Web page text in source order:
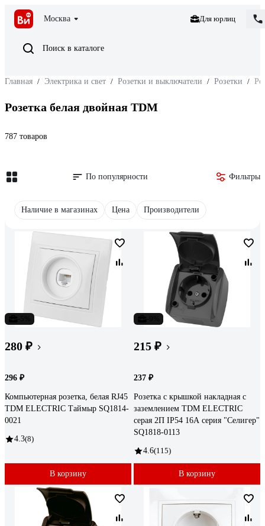
Москва Для юрлиц
Поиск в каталоге
Главная / Электрика и свет / Розетки и выключатели / Розетки /
Розетка белая двойная TDM
787 товаров
По популярности Фильтры
Наличие в магазинах Цена Производители
280 ₽
296 ₽
Компьютерная розетка, белая RJ45
TDM ELECTRIC Таймыр SQ1814-
0021
4.3(8)
В корзину
215 ₽
237 ₽
Розетка с крышкой накладная с
заземлением TDM ELECTRIC
серая 2П IP54 16А серия "Селигер"
SQ1818-0113
4.6(115)
В корзину